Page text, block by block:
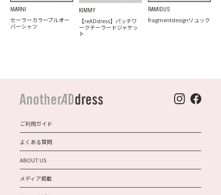
MARNI
セーラーカラープルオー
バーシャツ
KIMMY
【reADdress】パッチワ
ークテーラードジャケッ
ト
RAMIDUS
fragmentdesignリュック
ご利用ガイド
よくある質問
ABOUT US
メディア掲載